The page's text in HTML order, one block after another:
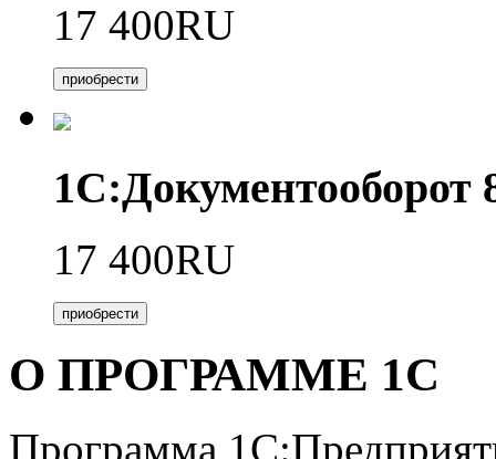
17 400RU
приобрести
17 400RU
приобрести
О ПРОГРАММЕ 1С
Программа